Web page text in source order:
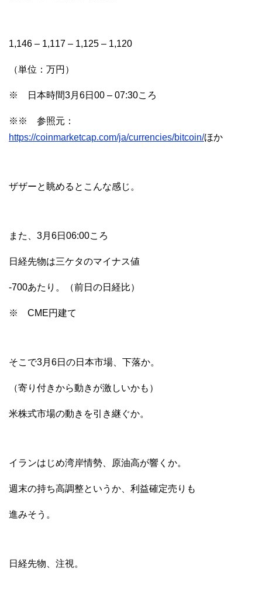
1,146 – 1,117 – 1,125 – 1,120
（単位：万円）
※ 日本時間3月6日00 – 07:30ころ
※※ 参照元：
https://coinmarketcap.com/ja/currencies/bitcoin/ほか
ザザーと眺めるとこんな感じ。
また、3月6日06:00ころ
日経先物は三ケタのマイナス値
-700あたり。（前日の日経比）
※ CME円建て
そこで3月6日の日本市場、下落か。
（寄り付きから動きが激しいかも）
米株式市場の動きを引き継ぐか。
イランはじめ湾岸情勢、原油高が響くか。
週末の持ち高調整というか、利益確定売りも
進みそう。
日経先物、注視。